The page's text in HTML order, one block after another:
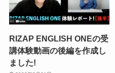
RIZAP ENGLISH ONEの受
講体験動画の後編を作成し
ました!